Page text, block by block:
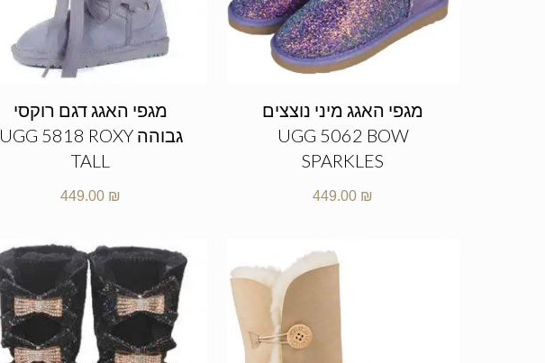
מגפי האגג מיני נוצצים
UGG 5062 BOW
SPARKLES
449.00 ₪
מגפי האגג דגם רוקסי
גבוהה UGG 5818 ROXY
TALL
449.00 ₪